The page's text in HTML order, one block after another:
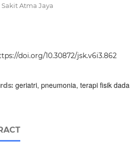
Atma Jaya
doi.org/10.30872/jsk.v6i3.862
geriatri, pneumonia, terapi fisik dada